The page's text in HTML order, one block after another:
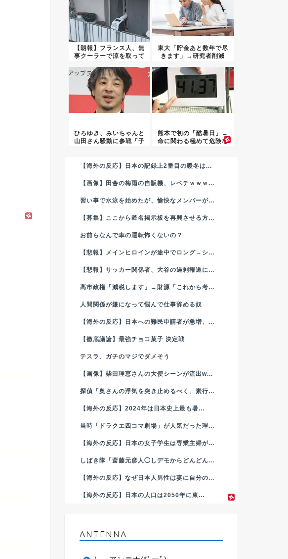
【朗報】フランス人、無
事クーラーで涼を取って
東大「貯金あと数年で尽
きます」→研究者削減
ひろゆき、みいちゃんと
山田さん騒動に参戦「子
熊本で初の「酷暑日」→
命に関わる極めて危険な
【海外の反応】日本の記録上2番目の暖冬は...
【画像】田舎の梅雨の自販機、レベチｗｗｗ...
習い事で水泳を始めたが、愉快なメンバーが...
【募集】ここから匿名掲示板を再興させる方...
お前らなんで車の運転怖くないの？
【悲報】メインヒロインが途中でロング→シ...
【悲報】サッカー関係者、大谷の過剰報道に...
高市政権「減税します」→財源「これから考...
人間関係が嫌になって悩んで仕事辞める奴
【海外の反応】日本への難民申請者が急増、...
【徹底議論】最強チョコ菓子 決定戦
テスラ、ガチのマジでダメそう
【画像】柴田理恵さんの大便シーンが流出w...
探偵「奥さんの浮気を突き止めるべく、素行...
【海外の反応】2024年は日本史上最も暑...
当時「ドラクエ四コマ劇場」が人気だった理...
【海外の反応】日本の女子学生は専業主婦が...
しばき隊「斎藤元彦人◯しデモからどんどん...
【海外の反応】なぜ日本人男性は妻に自分の...
【海外の反応】日本の人口は2050年に東...
ANTENNA